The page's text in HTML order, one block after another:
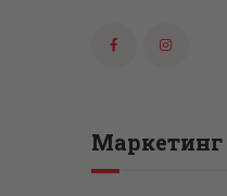
Маркетинг